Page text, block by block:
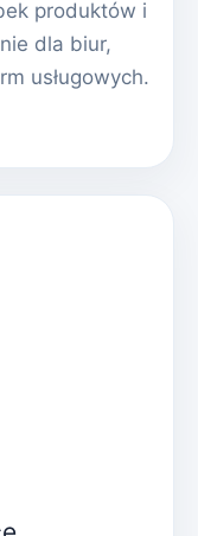
produktów i
dla biur,
usługowych.